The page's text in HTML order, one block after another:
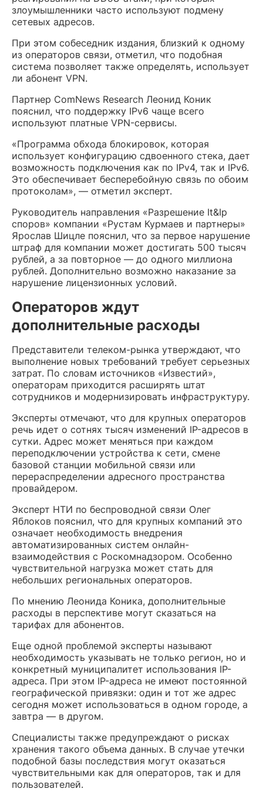
злоумышленники часто используют подмену
сетевых адресов.
При этом собеседник издания, близкий к одному
из операторов связи, отметил, что подобная
система позволяет также определять, использует
ли абонент VPN.
Партнер ComNews Research Леонид Коник
пояснил, что поддержку IPv6 чаще всего
используют платные VPN-сервисы.
«Программа обхода блокировок, которая
использует конфигурацию сдвоенного стека, дает
возможность подключения как по IPv4, так и IPv6.
Это обеспечивает бесперебойную связь по обоим
протоколам», — отметил эксперт.
Руководитель направления «Разрешение It&Ip
споров» компании «Рустам Курмаев и партнеры»
Ярослав Шицле пояснил, что за первое нарушение
штраф для компании может достигать 500 тысяч
рублей, а за повторное — до одного миллиона
рублей. Дополнительно возможно наказание за
нарушение лицензионных условий.
Операторов ждут
дополнительные расходы
Представители телеком-рынка утверждают, что
выполнение новых требований требует серьезных
затрат. По словам источников «Известий»,
операторам приходится расширять штат
сотрудников и модернизировать инфраструктуру.
Эксперты отмечают, что для крупных операторов
речь идет о сотнях тысяч изменений IP-адресов в
сутки. Адрес может меняться при каждом
переподключении устройства к сети, смене
базовой станции мобильной связи или
перераспределении адресного пространства
провайдером.
Эксперт НТИ по беспроводной связи Олег
Яблоков пояснил, что для крупных компаний это
означает необходимость внедрения
автоматизированных систем онлайн-
взаимодействия с Роскомнадзором. Особенно
чувствительной нагрузка может стать для
небольших региональных операторов.
По мнению Леонида Коника, дополнительные
расходы в перспективе могут сказаться на
тарифах для абонентов.
Еще одной проблемой эксперты называют
необходимость указывать не только регион, но и
конкретный муниципалитет использования IP-
адреса. При этом IP-адреса не имеют постоянной
географической привязки: один и тот же адрес
сегодня может использоваться в одном городе, а
завтра — в другом.
Специалисты также предупреждают о рисках
хранения такого объема данных. В случае утечки
подобной базы последствия могут оказаться
чувствительными как для операторов, так и для
пользователей.